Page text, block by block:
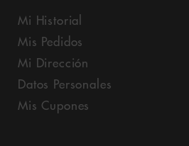
Mi Historial
Mis Pedidos
Mi Dirección
Datos Personales
Mis Cupones